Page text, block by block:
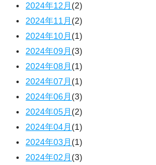
2024年12月(2)
2024年11月(2)
2024年10月(1)
2024年09月(3)
2024年08月(1)
2024年07月(1)
2024年06月(3)
2024年05月(2)
2024年04月(1)
2024年03月(1)
2024年02月(3)